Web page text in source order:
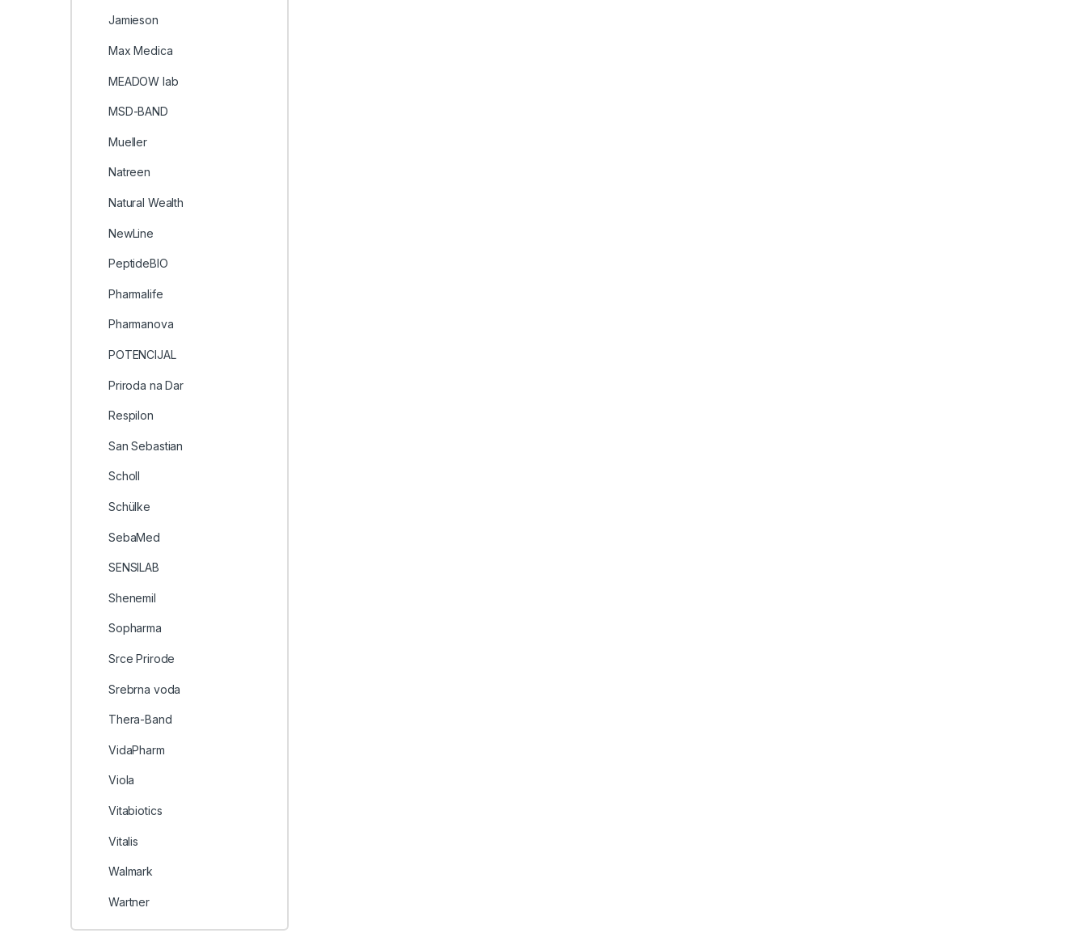
Jamieson
Max Medica
MEADOW lab
MSD-BAND
Mueller
Natreen
Natural Wealth
NewLine
PeptideBIO
Pharmalife
Pharmanova
POTENCIJAL
Priroda na Dar
Respilon
San Sebastian
Scholl
Schülke
SebaMed
SENSILAB
Shenemil
Sopharma
Srce Prirode
Srebrna voda
Thera-Band
VidaPharm
Viola
Vitabiotics
Vitalis
Walmark
Wartner